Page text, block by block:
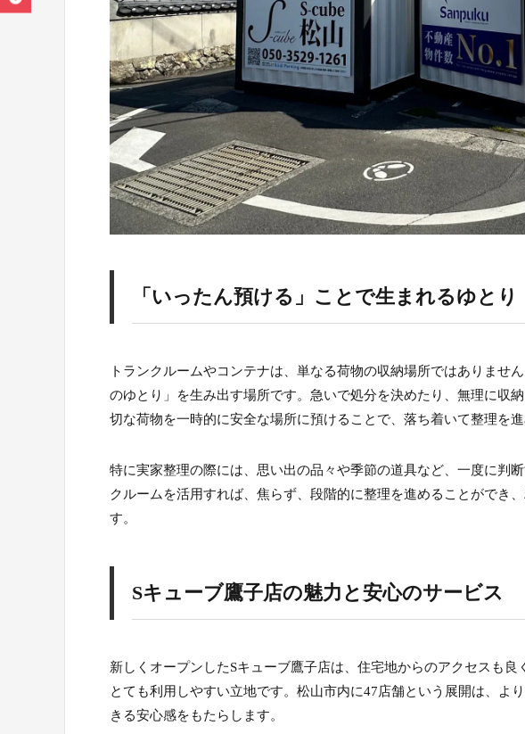
「いったん預ける」ことで生まれるゆとり
トランクルームやコンテナは、単なる荷物の収納場所ではありませ
のゆとり」を生み出す場所です。急いで処分を決めたり、無理に収
切な荷物を一時的に安全な場所に預けることで、落ち着いて整理を進
特に実家整理の際には、思い出の品々や季節の道具など、一度に判
クルームを活用すれば、焦らず、段階的に整理を進めることができ
す。
Sキューブ鷹子店の魅力と安心のサービス
新しくオープンしたSキューブ鷹子店は、住宅地からのアクセスも良
とても利用しやすい立地です。松山市内に47店舗という展開は、よ
きる安心感をもたらします。